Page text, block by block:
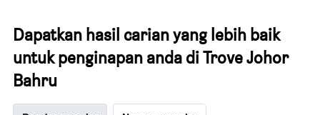
Dapatkan hasil carian yang lebih baik
untuk penginapan anda di Trove Johor
Bahru